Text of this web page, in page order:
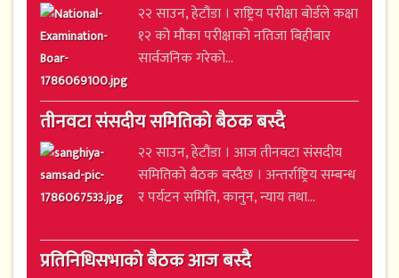
२२ साउन, हेटौंडा । राष्ट्रिय परीक्षा बोर्डले कक्षा
१२ को मौका परीक्षाको नतिजा बिहीबार
सार्वजनिक गरेको...
तीनवटा संसदीय समितिको बैठक बस्दै
२२ साउन, हेटौंडा । आज तीनवटा संसदीय
समितिको बैठक बस्दैछ । अन्तर्राष्ट्रिय सम्बन्ध
र पर्यटन समिति, कानुन, न्याय तथा...
प्रतिनिधिसभाको बैठक आज बस्दै